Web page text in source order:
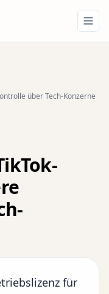
über Tech-Konzerne
für